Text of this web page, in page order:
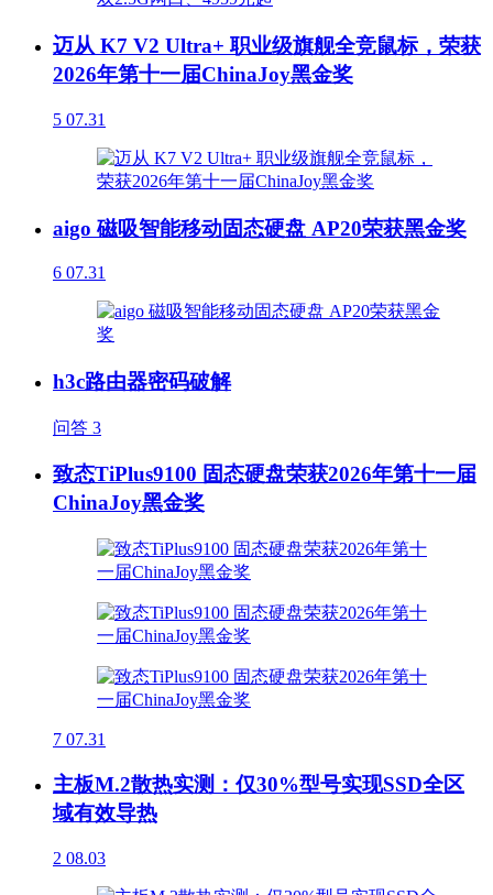
迈从 K7 V2 Ultra+ 职业级旗舰全竞鼠标，荣获
2026年第十一届ChinaJoy黑金奖
5 07.31
aigo 磁吸智能移动固态硬盘 AP20荣获黑金奖
6 07.31
h3c路由器密码破解
问答 3
致态TiPlus9100 固态硬盘荣获2026年第十一届
ChinaJoy黑金奖
7 07.31
主板M.2散热实测：仅30%型号实现SSD全区
域有效导热
2 08.03